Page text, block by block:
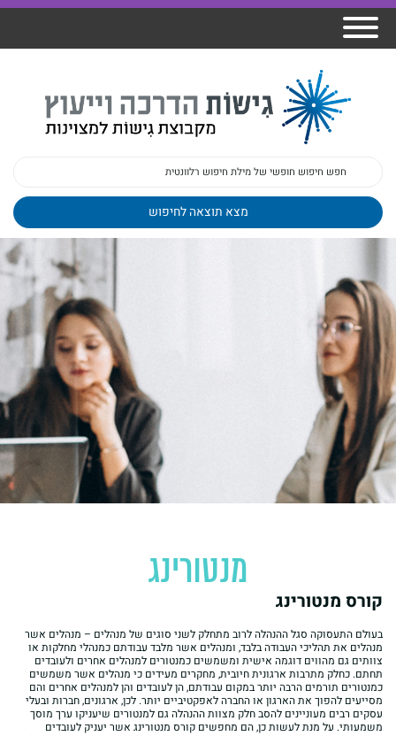
אודות גישות
פיתוח מנהלים
הדרכות
פעילות
ומרצים
ד"ר צבי ברק
מכללת גישות
גישות כנסים
מקצועיים
למנהלי בתי
ספר
מנטורינג
קורס מנטורינג
בעולם התעסוקה סגל ההנהלה לרוב מתחלק לשני סוגים של מנהלים – מנהלים אשר
מנהלים את תהליכי העבודה בלבד, ומנהלים אשר מלבד עבודתם כמנהלי מחלקות או
צוותים גם מהווים דוגמה אישית ומשמשים כמנטורים למנהלים אחרים ולעובדים
תחתם. כחלק מתרבות ארגונית חיובית, מחקרים מעידים כי מנהלים אשר משמשים
כמנטורים תורמים הרבה יותר במקום עבודתם, הן לעובדים והן למנהלים אחרים והם
מסייעים להפוך את הארגון או החברה לאפקטיביים יותר. לכן, ארגונים, חברות ובעלי
עסקים רבים מעוניינים להסב חלק מצוות ההנהלה גם למנטורים שיעניקו ערך מוסך
משמעותי. על מנת לעשות כן, הם מחפשים קורס מנטורינג אשר יעניק לעובדים